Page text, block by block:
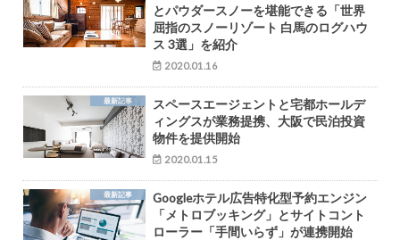
とパウダースノーを堪能できる「世界
屈指のスノーリゾート 白馬のログハウ
ス 3選」を紹介
2020.01.16
最新記事
スペースエージェントと宅都ホールデ
ィングスが業務提携、大阪で民泊投資
物件を提供開始
2020.01.15
最新記事
Googleホテル広告特化型予約エンジン
「メトロブッキング」とサイトコント
ローラー「手間いらず」が連携開始